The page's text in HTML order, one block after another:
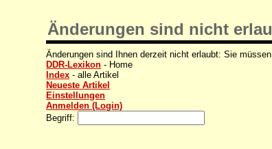
Änderungen sind nicht
Änderungen sind Ihnen derzeit nicht erlaubt: Sie
DDR-Lexikon - Home
Index - alle Artikel
Neueste Artikel
Einstellungen
Anmelden (Login)
Begriff: